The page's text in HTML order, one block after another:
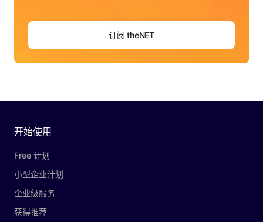
订阅 theNET
开始使用
Free 计划
小型企业计划
企业级服务
获得推荐